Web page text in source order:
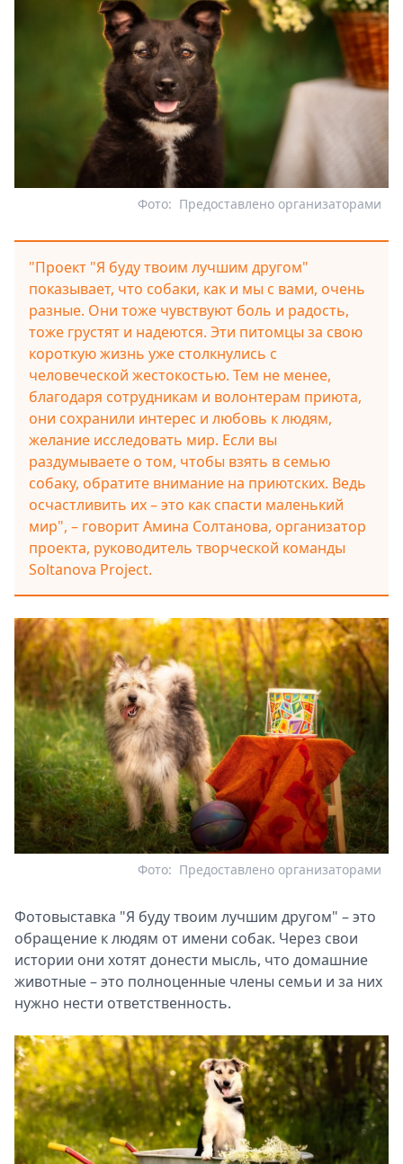
Предоставлено организаторами
Фото:
"Проект "Я буду твоим лучшим другом"
показывает, что собаки, как и мы с вами, очень
разные. Они тоже чувствуют боль и радость,
тоже грустят и надеются. Эти питомцы за свою
короткую жизнь уже столкнулись с
человеческой жестокостью. Тем не менее,
благодаря сотрудникам и волонтерам приюта,
они сохранили интерес и любовь к людям,
желание исследовать мир. Если вы
раздумываете о том, чтобы взять в семью
собаку, обратите внимание на приютских. Ведь
осчастливить их – это как спасти маленький
мир", – говорит Амина Солтанова, организатор
проекта, руководитель творческой команды
Soltanova Project.
Предоставлено организаторами
Фото:
Фотовыставка "Я буду твоим лучшим другом" – это
обращение к людям от имени собак. Через свои
истории они хотят донести мысль, что домашние
животные – это полноценные члены семьи и за них
нужно нести ответственность.